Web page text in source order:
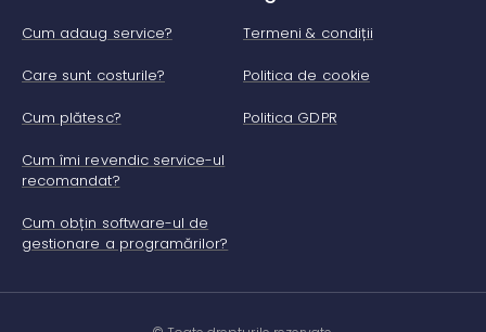
Cum adaug service?
Care sunt costurile?
Cum plătesc?
Cum îmi revendic service-ul
recomandat?
Cum obțin software-ul de
gestionare a programărilor?
Termeni & condiții
Politica de cookie
Politica GDPR